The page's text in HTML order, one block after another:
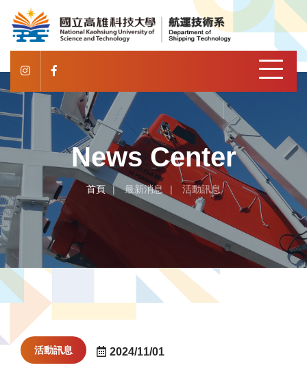
News Center
首頁 最新消息 活動訊息
活動訊息 2024/11/01